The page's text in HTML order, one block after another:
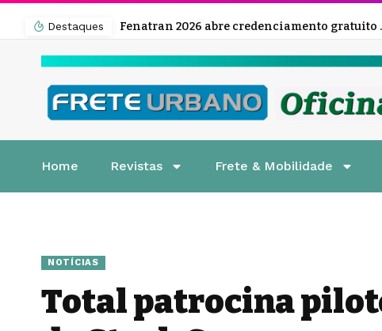
Destaques Fenatran
Home Revistas Frete & Mobilidade
NOTÍCIAS
Total patrocina